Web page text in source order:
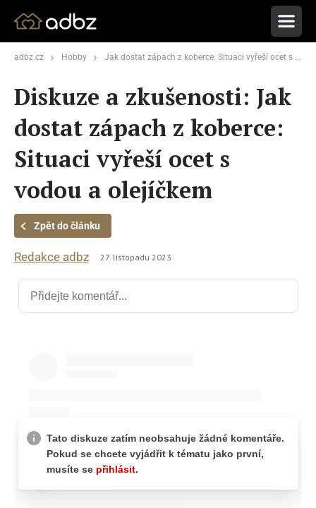
adbz.cz Hobby Jak dostat zápach z koberce: Situaci vyřeší ocet s vodou a olejíčkem
Diskuze a zkušenosti: Jak
dostat zápach z koberce:
Situaci vyřeší ocet s
vodou a olejíčkem
Zpět do článku
Redakce adbz 27. listopadu 2023